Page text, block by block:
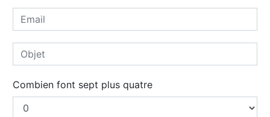
Combien font sept plus quatre